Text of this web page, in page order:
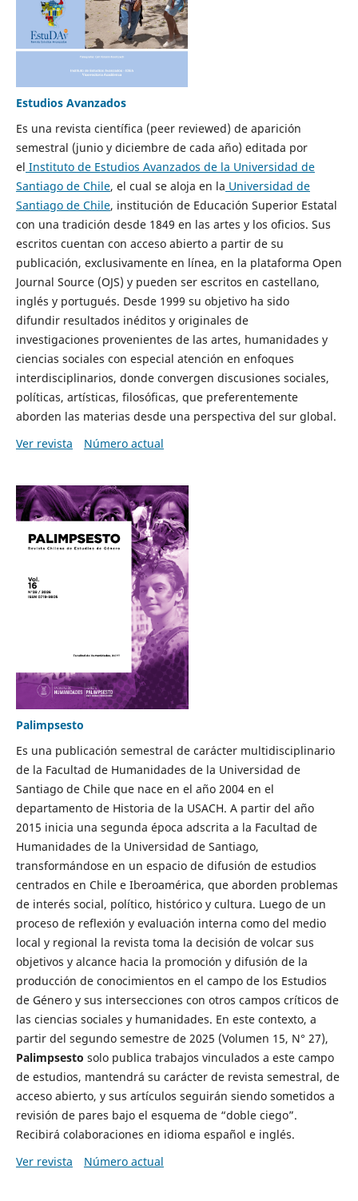
Estudios Avanzados
Es una revista científica (peer reviewed) de aparición
semestral (junio y diciembre de cada año) editada por
el Instituto de Estudios Avanzados de la Universidad de
Santiago de Chile, el cual se aloja en la Universidad de
Santiago de Chile, institución de Educación Superior Estatal
con una tradición desde 1849 en las artes y los oficios. Sus
escritos cuentan con acceso abierto a partir de su
publicación, exclusivamente en línea, en la plataforma Open
Journal Source (OJS) y pueden ser escritos en castellano,
inglés y portugués. Desde 1999 su objetivo ha sido
difundir resultados inéditos y originales de
investigaciones provenientes de las artes, humanidades y
ciencias sociales con especial atención en enfoques
interdisciplinarios, donde convergen discusiones sociales,
políticas, artísticas, filosóficas, que preferentemente
aborden las materias desde una perspectiva del sur global.
Ver revista
Número actual
Palimpsesto
Es una publicación semestral de carácter multidisciplinario
de la Facultad de Humanidades de la Universidad de
Santiago de Chile que nace en el año 2004 en el
departamento de Historia de la USACH. A partir del año
2015 inicia una segunda época adscrita a la Facultad de
Humanidades de la Universidad de Santiago,
transformándose en un espacio de difusión de estudios
centrados en Chile e Iberoamérica, que aborden problemas
de interés social, político, histórico y cultura. Luego de un
proceso de reflexión y evaluación interna como del medio
local y regional la revista toma la decisión de volcar sus
objetivos y alcance hacia la promoción y difusión de la
producción de conocimientos en el campo de los Estudios
de Género y sus intersecciones con otros campos críticos de
las ciencias sociales y humanidades. En este contexto, a
partir del segundo semestre de 2025 (Volumen 15, N° 27),
Palimpsesto solo publica trabajos vinculados a este campo
de estudios, mantendrá su carácter de revista semestral, de
acceso abierto, y sus artículos seguirán siendo sometidos a
revisión de pares bajo el esquema de “doble ciego”.
Recibirá colaboraciones en idioma español e inglés.
Ver revista
Número actual